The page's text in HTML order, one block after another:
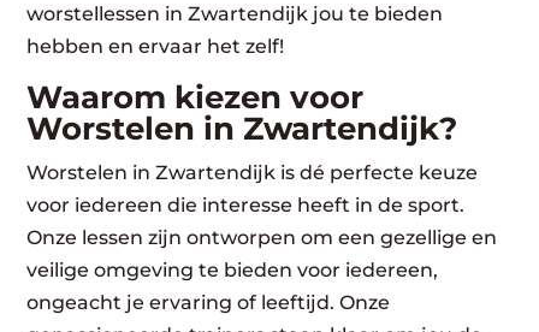
worstellessen in Zwartendijk jou te bieden
hebben en ervaar het zelf!
Waarom kiezen voor
Worstelen in Zwartendijk?
Worstelen in Zwartendijk is dé perfecte keuze
voor iedereen die interesse heeft in de sport.
Onze lessen zijn ontworpen om een gezellige en
veilige omgeving te bieden voor iedereen,
ongeacht je ervaring of leeftijd. Onze